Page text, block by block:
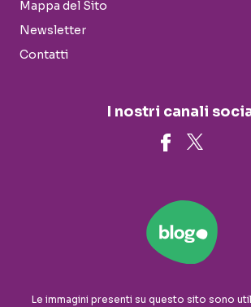
Mappa del Sito
Newsletter
Contatti
I nostri canali
Le immagini presenti su questo sito sono